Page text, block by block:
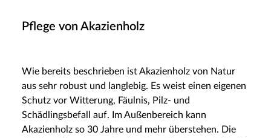
Pflege von Akazienholz
Wie bereits beschrieben ist Akazienholz von Natur
aus sehr robust und langlebig. Es weist einen eigenen
Schutz vor Witterung, Fäulnis, Pilz- und
Schädlingsbefall auf. Im Außenbereich kann
Akazienholz so 30 Jahre und mehr überstehen. Die